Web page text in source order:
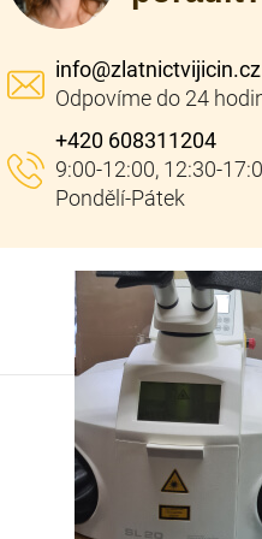
info@zlatnictvijicin.cz
+420 608311204